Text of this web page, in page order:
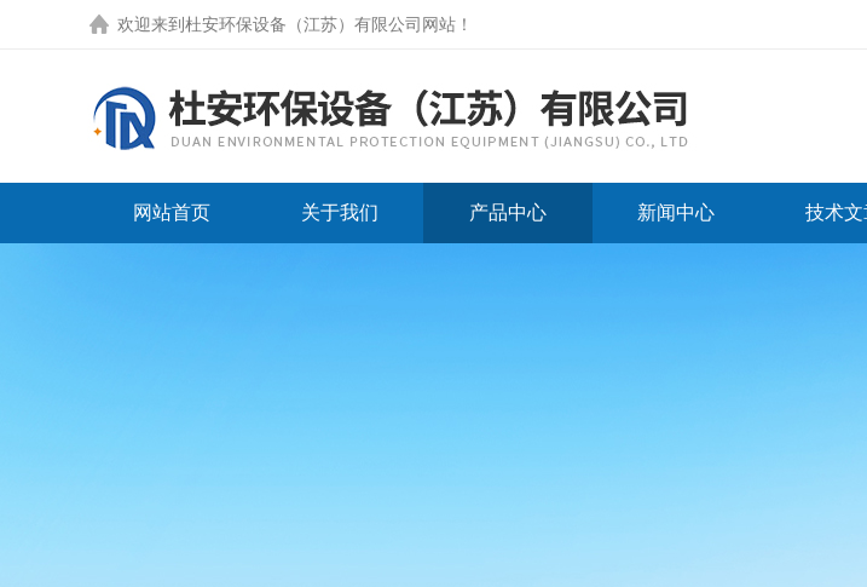
欢迎来到 杜安环保设备（江苏）有限公司网站 ！
网站首页 关于我们 产品中心 新闻中心 技术文